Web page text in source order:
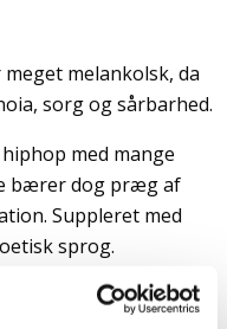
melankolsk, da
sorg og sårbarhed.
med mange
bærer dog præg af
Suppleret med
sprog.
er af høj